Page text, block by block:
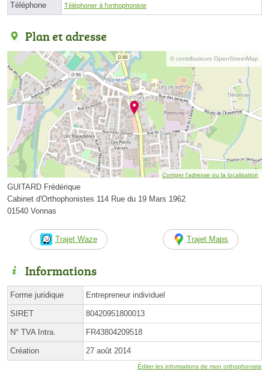
Téléphone Téléphoner à l'orthophoniste
Plan et adresse
© contributeurs OpenStreetMap
Corriger l’adresse ou la localisation
GUITARD Frédérique
Cabinet d'Orthophonistes 114 Rue du 19 Mars 1962
01540 Vonnas
Trajet Waze Trajet Maps
Informations
Forme juridique Entrepreneur individuel
SIRET 80420951800013
N° TVA Intra. FR43804209518
Création 27 août 2014
Éditer les informations de mon orthophoniste